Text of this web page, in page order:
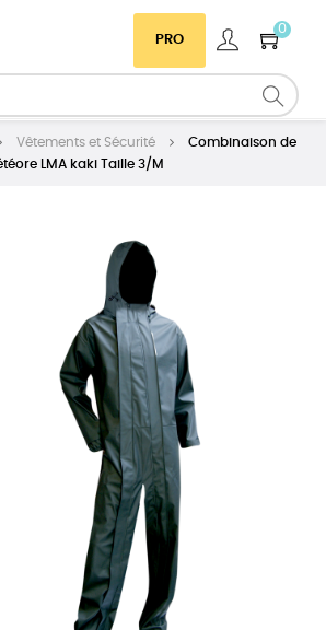
PRO
0
Vêtements et Sécurité
Combinaison de
LMA kaki Taille 3/M